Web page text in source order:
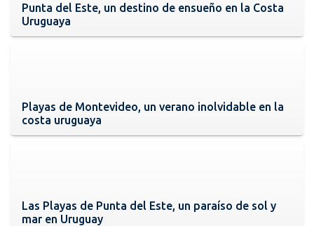
Punta del Este, un destino de ensueño en la Costa
Uruguaya
Playas de Montevideo, un verano inolvidable en la
costa uruguaya
Las Playas de Punta del Este, un paraíso de sol y
mar en Uruguay